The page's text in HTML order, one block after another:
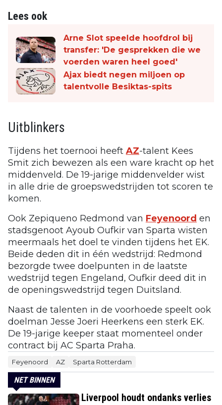
Lees ook
Arne Slot speelde hoofdrol bij
transfer: 'De gesprekken die we
voerden waren heel goed'
Ajax biedt negen miljoen op
talentvolle Besiktas-spits
Uitblinkers
Tijdens het toernooi heeft AZ-talent Kees
Smit zich bewezen als een ware kracht op het
middenveld. De 19-jarige middenvelder wist
in alle drie de groepswedstrijden tot scoren te
komen.
Ook Zepiqueno Redmond van Feyenoord en
stadsgenoot Ayoub Oufkir van Sparta wisten
meermaals het doel te vinden tijdens het EK.
Beide deden dit in één wedstrijd: Redmond
bezorgde twee doelpunten in de laatste
wedstrijd tegen Engeland, Oufkir deed dit in
de openingswedstrijd tegen Duitsland.
Naast de talenten in de voorhoede speelt ook
doelman Jesse Joeri Heerkens een sterk EK.
De 19-jarige keeper staat momenteel onder
contract bij AC Sparta Praha.
Feyenoord AZ Sparta Rotterdam
NET BINNEN
Liverpool houdt ondanks verlies